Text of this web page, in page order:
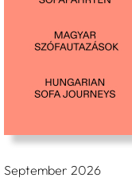
September 2026